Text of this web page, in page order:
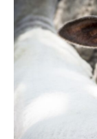
A l'occasion de
démontagnée,
et déguster la
habitants du